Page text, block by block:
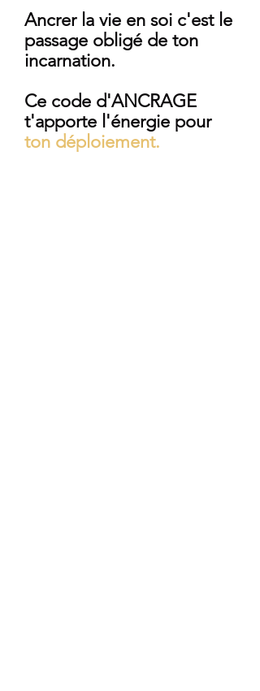
Ancrer la vie en soi c'est le
passage obligé de ton
incarnation.
Ce code d'ANCRAGE
t'apporte l'énergie pour
ton déploiement.